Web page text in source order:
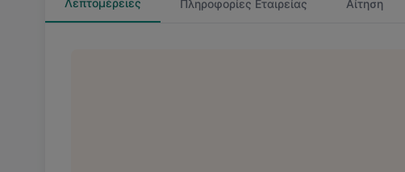
Λεπτομέρειες Πληροφορίες Εταιρείας Αίτηση